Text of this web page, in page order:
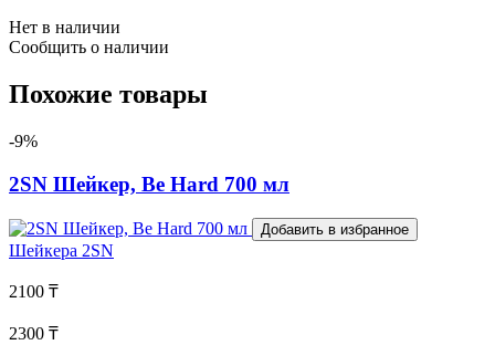
Нет в наличии
Сообщить о наличии
Похожие товары
-9%
2SN Шейкер, Be Hard 700 мл
Добавить в избранное
Шейкера 2SN
2100 ₸
2300 ₸